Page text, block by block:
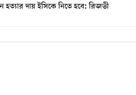
হত্যার দায় ইসিকে নিতে হবে: রিজভী